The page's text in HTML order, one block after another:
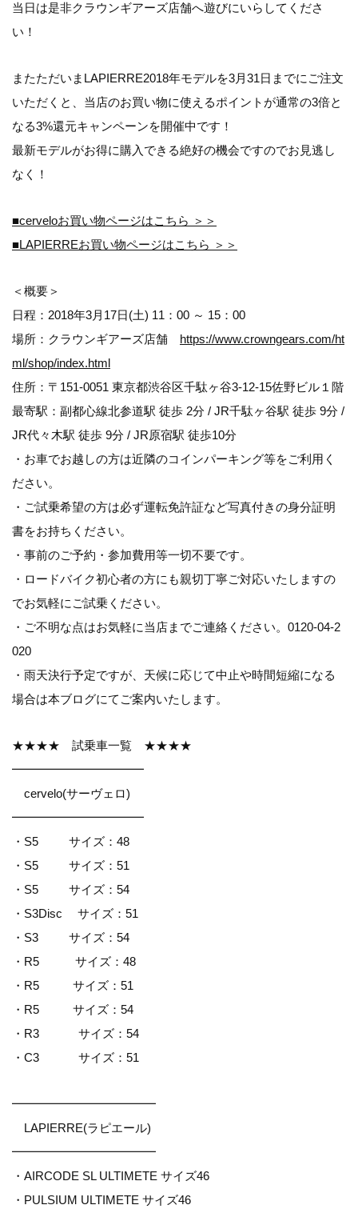
当日は是非クラウンギアーズ店舗へ遊びにいらしてくださ
い！
またただいまLAPIERRE2018年モデルを3月31日までにご注文
いただくと、当店のお買い物に使えるポイントが通常の3倍と
なる3%還元キャンペーンを開催中です！
最新モデルがお得に購入できる絶好の機会ですのでお見逃し
なく！
■cerveloお買い物ページはこちら ＞＞
■LAPIERREお買い物ページはこちら ＞＞
＜概要＞
日程：2018年3月17日(土) 11：00 ～ 15：00
場所：クラウンギアーズ店舗 https://www.crowngears.com/ht
ml/shop/index.html
住所：〒151-0051 東京都渋谷区千駄ヶ谷3-12-15佐野ビル１階
最寄駅：副都心線北参道駅 徒歩 2分 / JR千駄ヶ谷駅 徒歩 9分 /
JR代々木駅 徒歩 9分 / JR原宿駅 徒歩10分
・お車でお越しの方は近隣のコインパーキング等をご利用く
ださい。
・ご試乗希望の方は必ず運転免許証など写真付きの身分証明
書をお持ちください。
・事前のご予約・参加費用等一切不要です。
・ロードバイク初心者の方にも親切丁寧ご対応いたしますの
でお気軽にご試乗ください。
・ご不明な点はお気軽に当店までご連絡ください。0120-04-2
020
・雨天決行予定ですが、天候に応じて中止や時間短縮になる
場合は本ブログにてご案内いたします。
★★★★ 試乗車一覧 ★★★★
━━━━━━━━━━━
cervelo(サーヴェロ)
━━━━━━━━━━━
・S5 サイズ：48
・S5 サイズ：51
・S5 サイズ：54
・S3Disc サイズ：51
・S3 サイズ：54
・R5 サイズ：48
・R5 サイズ：51
・R5 サイズ：54
・R3 サイズ：54
・C3 サイズ：51
━━━━━━━━━━━━
LAPIERRE(ラピエール)
━━━━━━━━━━━━
・AIRCODE SL ULTIMETE サイズ46
・PULSIUM ULTIMETE サイズ46